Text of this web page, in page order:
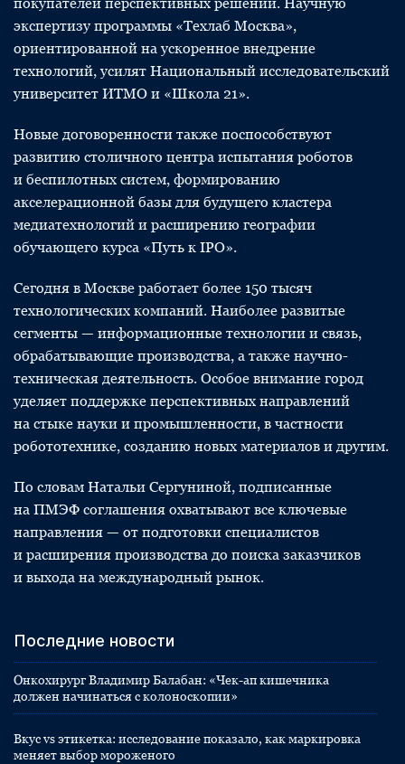
экспертизу программы «Техлаб Москва»,
ориентированной на ускоренное внедрение
технологий, усилят Национальный исследовательский
университет ИТМО и «Школа 21».
Новые договоренности также поспособствуют
развитию столичного центра испытания роботов
и беспилотных систем, формированию
акселерационной базы для будущего кластера
медиатехнологий и расширению географии
обучающего курса «Путь к IPO».
Сегодня в Москве работает более 150 тысяч
технологических компаний. Наиболее развитые
сегменты — информационные технологии и связь,
обрабатывающие производства, а также научно-
техническая деятельность. Особое внимание город
уделяет поддержке перспективных направлений
на стыке науки и промышленности, в частности
робототехнике, созданию новых материалов и другим.
По словам Натальи Сергуниной, подписанные
на ПМЭФ соглашения охватывают все ключевые
направления — от подготовки специалистов
и расширения производства до поиска заказчиков
и выхода на международный рынок.
Последние новости
Онкохирург Владимир Балабан: «Чек-ап кишечника
должен начинаться с колоноскопии»
Вкус vs этикетка: исследование показало, как маркировка
меняет выбор мороженого